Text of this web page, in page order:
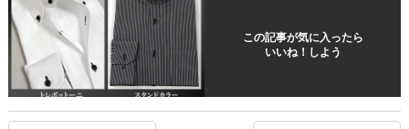
この記事が気に入ったら
いいね！しよう